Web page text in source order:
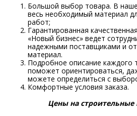
Большой выбор товара. В
весь необходимый материал
работ;
Гарантированная
«Новый бизнес» ведет
надежными поставщиками и
материал.
Подробное описание каждого
поможет ориентироваться,
можете определиться с
Комфортные условия заказа.
Цены на